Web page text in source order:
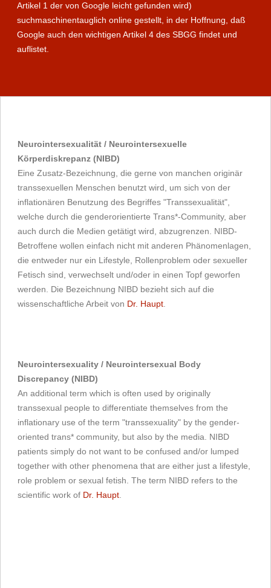
Artikel 1 der von Google leicht gefunden wird)
suchmaschinentauglich online gestellt, in der Hoffnung, daß
Google auch den wichtigen Artikel 4 des SBGG findet und
auflistet.
Neurointersexualität / Neurointersexuelle
Körperdiskrepanz (NIBD)
Eine Zusatz-Bezeichnung, die gerne von manchen originär
transsexuellen Menschen benutzt wird, um sich von der
inflationären Benutzung des Begriffes "Transsexualität",
welche durch die genderorientierte Trans*-Community, aber
auch durch die Medien getätigt wird, abzugrenzen. NIBD-
Betroffene wollen einfach nicht mit anderen Phänomenlagen,
die entweder nur ein Lifestyle, Rollenproblem oder sexueller
Fetisch sind, verwechselt und/oder in einen Topf geworfen
werden. Die Bezeichnung NIBD bezieht sich auf die
wissenschaftliche Arbeit von Dr. Haupt.
Neurointersexuality / Neurointersexual Body
Discrepancy (NIBD)
An additional term which is often used by originally
transsexual people to differentiate themselves from the
inflationary use of the term "transsexuality" by the gender-
oriented trans* community, but also by the media. NIBD
patients simply do not want to be confused and/or lumped
together with other phenomena that are either just a lifestyle,
role problem or sexual fetish. The term NIBD refers to the
scientific work of Dr. Haupt.